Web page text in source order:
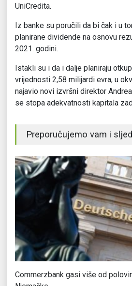
UniCredita.
Iz banke su poručili da bi čak i u
planirane dividende na osnovu
2021. godini.
Istakli su i da i dalje planiraju
vrijednosti 2,58 milijardi evra, u
najavio novi izvršni direktor
se stopa adekvatnosti kapitala
Preporučujemo vam i
Commerzbank gasi više od